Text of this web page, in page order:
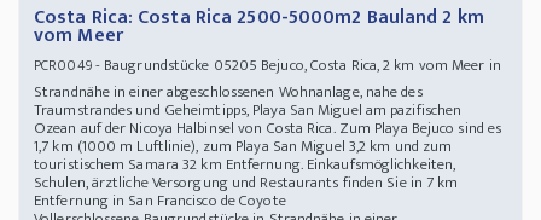
Costa Rica: Costa Rica 2500-5000m2 Bauland 2 km
vom Meer
PCR0049- Baugrundstücke 05205 Bejuco, Costa Rica, 2 km vom Meer in
Strandnähe in einer abgeschlossenen Wohnanlage, nahe des
Traumstrandes und Geheimtipps, Playa San Miguel am pazifischen
Ozean auf der Nicoya Halbinsel von Costa Rica. Zum Playa Bejuco sind es
1,7 km (1000 m Luftlinie), zum Playa San Miguel 3,2 km und zum
touristischem Samara 32 km Entfernung. Einkaufsmöglichkeiten,
Schulen, ärztliche Versorgung und Restaurants finden Sie in 7 km
Entfernung in San Francisco de Coyote